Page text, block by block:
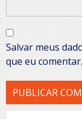
Salvar meus
que eu comentar.